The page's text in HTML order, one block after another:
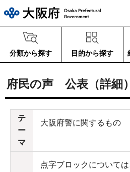
分類から探す 目的から探す
府民の声 公表（詳細）
テ
ー
マ
大阪府警に関するもの
点字ブロックについて